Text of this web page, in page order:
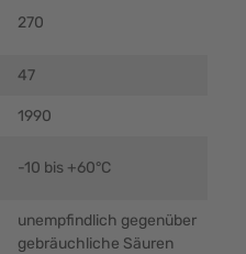
270
47
1990
-10 bis +60°C
unempfindlich gegenüber
gebräuchliche Säuren